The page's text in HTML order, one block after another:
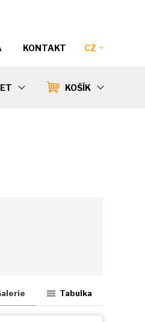
CZ
KONTAKT
KOŠÍK
Tabulka